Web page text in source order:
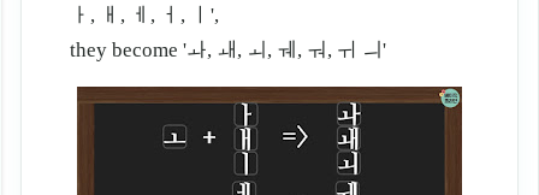
ㅏ, ㅐ, ㅔ, ㅓ, ㅣ',
they become 'ㅘ, ㅙ, ㅚ, ㅞ, ㅝ, ㅟ ㅢ'